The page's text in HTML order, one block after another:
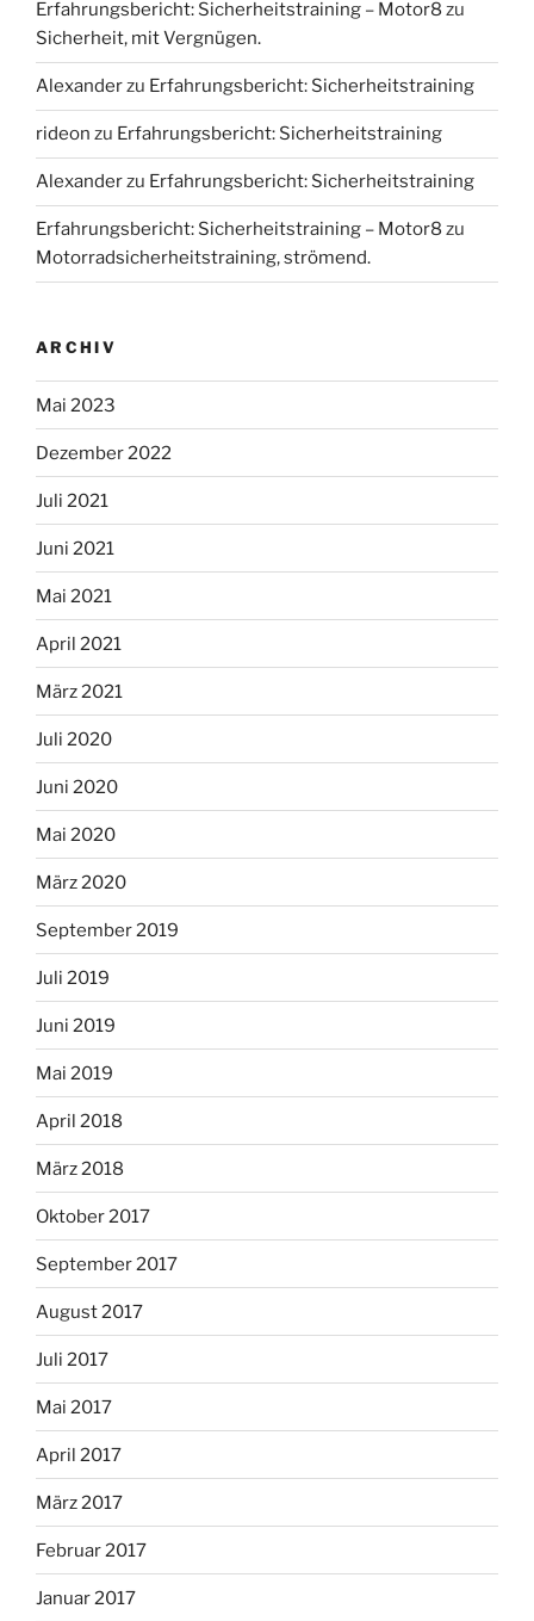
Erfahrungsbericht: Sicherheitstraining – Motor8 zu
Sicherheit, mit Vergnügen.
Alexanderzu Erfahrungsbericht: Sicherheitstraining
rideon zu Erfahrungsbericht: Sicherheitstraining
Alexanderzu Erfahrungsbericht: Sicherheitstraining
Erfahrungsbericht: Sicherheitstraining – Motor8 zu
Motorradsicherheitstraining, strömend.
ARCHIV
Mai 2023
Dezember 2022
Juli 2021
Juni 2021
Mai 2021
April 2021
März 2021
Juli 2020
Juni 2020
Mai 2020
März 2020
September 2019
Juli 2019
Juni 2019
Mai 2019
April 2018
März 2018
Oktober 2017
September 2017
August 2017
Juli 2017
Mai 2017
April 2017
März 2017
Februar 2017
Januar 2017